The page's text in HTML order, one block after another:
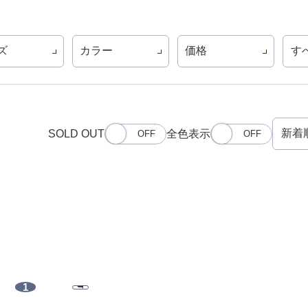
カラー 価格 す
SOLD OUT 全色表示
1